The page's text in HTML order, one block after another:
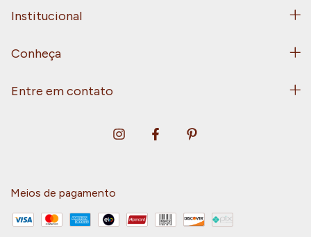
Institucional
Conheça
Entre em contato
Meios de pagamento